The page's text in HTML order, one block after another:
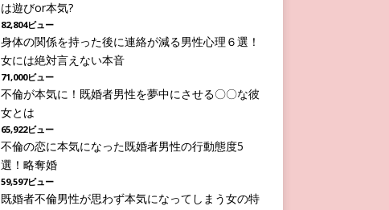
は遊びor本気?
82,804ビュー
身体の関係を持った後に連絡が減る男性心理６選！
女には絶対言えない本音
71,000ビュー
不倫が本気に！既婚者男性を夢中にさせる〇〇な彼
女とは
65,922ビュー
不倫の恋に本気になった既婚者男性の行動態度5
選！略奪婚
59,597ビュー
既婚者不倫男性が思わず本気になってしまう女の特